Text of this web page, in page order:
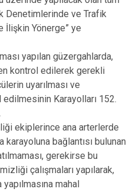
Denetimlerinde ve Trafik
İlişkin Yönerge” ye
yapılan güzergahlarda,
kontrol edilerek gerekli
uyarılması ve
Karayolları 152.
ekiplerince ana arterlerde
karayoluna bağlantısı bulunan
gerekirse bu
çalışmaları yapılarak,
mahal